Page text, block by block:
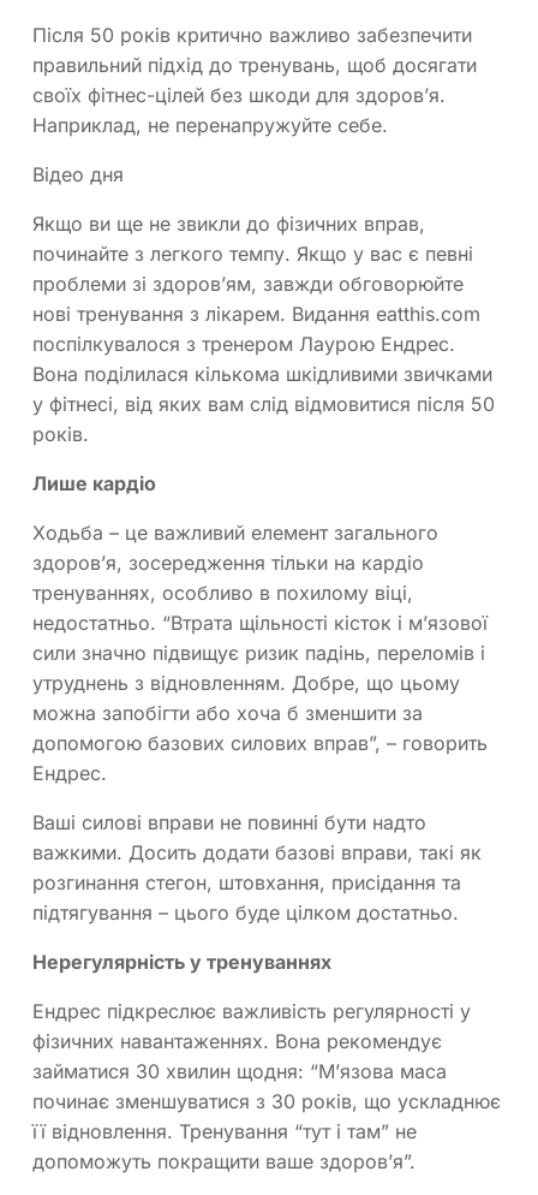
Після 50 років критично важливо забезпечити
правильний підхід до тренувань, щоб досягати
своїх фітнес-цілей без шкоди для здоров’я.
Наприклад, не перенапружуйте себе.
Відео дня
Якщо ви ще не звикли до фізичних вправ,
починайте з легкого темпу. Якщо у вас є певні
проблеми зі здоров’ям, завжди обговорюйте
нові тренування з лікарем. Видання eatthis.com
поспілкувалося з тренером Лаурою Ендрес.
Вона поділилася кількома шкідливими звичками
у фітнесі, від яких вам слід відмовитися після 50
років.
Лише кардіо
Ходьба – це важливий елемент загального
здоров’я, зосередження тільки на кардіо
тренуваннях, особливо в похилому віці,
недостатньо. “Втрата щільності кісток і м’язової
сили значно підвищує ризик падінь, переломів і
утруднень з відновленням. Добре, що цьому
можна запобігти або хоча б зменшити за
допомогою базових силових вправ”, – говорить
Ендрес.
Ваші силові вправи не повинні бути надто
важкими. Досить додати базові вправи, такі як
розгинання стегон, штовхання, присідання та
підтягування – цього буде цілком достатньо.
Нерегулярність у тренуваннях
Ендрес підкреслює важливість регулярності у
фізичних навантаженнях. Вона рекомендує
займатися 30 хвилин щодня: “М’язова маса
починає зменшуватися з 30 років, що ускладнює
її відновлення. Тренування “тут і там” не
допоможуть покращити ваше здоров’я”.